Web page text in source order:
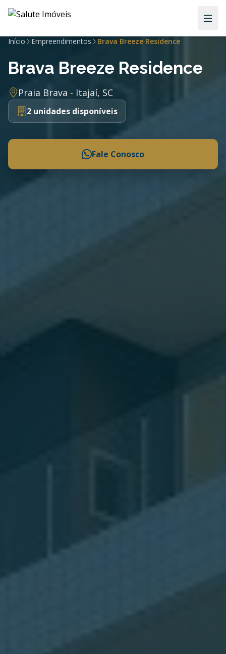
Início Empreendimentos Brava Breeze Residence
Brava Breeze Residence
Praia Brava - Itajaí, SC
2 unidades disponíveis
Fale Conosco